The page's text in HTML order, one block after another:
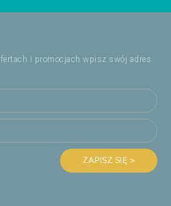
i promocjach wpisz swój adres
ZAPISZ SIĘ >